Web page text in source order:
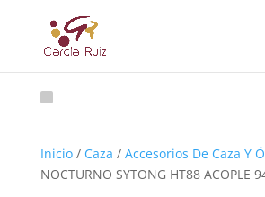
Inicio/ Caza / Accesorios De Caza Y
NOCTURNO SYTONG HT88 ACOPLE